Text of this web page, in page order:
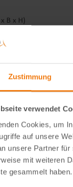
Zustimmung
verwendet
Cookies, um
auf unsere
unsere Partner
mit weiteren
gesammelt haben.
B x H)
Rostschutz
Zellstoffzylinder
für ideale
Erde (keine
3 Jahre
ca. 12 l